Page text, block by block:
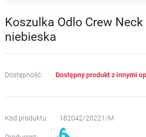
Koszulka Odlo Crew
niebieska
Dostępność: Dostępny produkt z innymi
Kod produktu: 182042/20221/M